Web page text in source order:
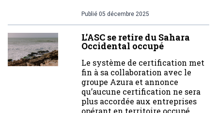
Publié 05 décembre 2025
L’ASC se retire du Sahara
Occidental occupé
Le système de certification met
fin à sa collaboration avec le
groupe Azura et annonce
qu’aucune certification ne sera
plus accordée aux entreprises
opérant en territoire occupé.